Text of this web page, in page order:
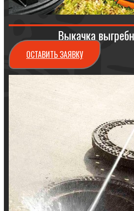
Выкачка
ОСТАВИТЬ ЗАЯВКУ